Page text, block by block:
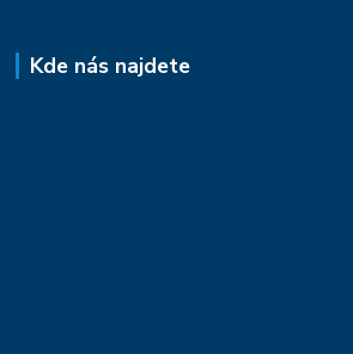
Kde nás najdete